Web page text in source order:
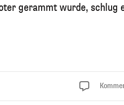
gerammt wurde, schlug